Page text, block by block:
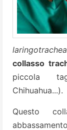
collasso
piccola
Chihuahua...).
Questo